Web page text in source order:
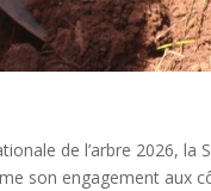
de l’arbre 2026,
son engagement aux